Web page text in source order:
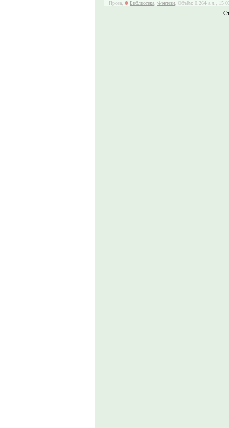
Проза, Библиотека Фэнтези , Объём: 0.264 а.л., 15